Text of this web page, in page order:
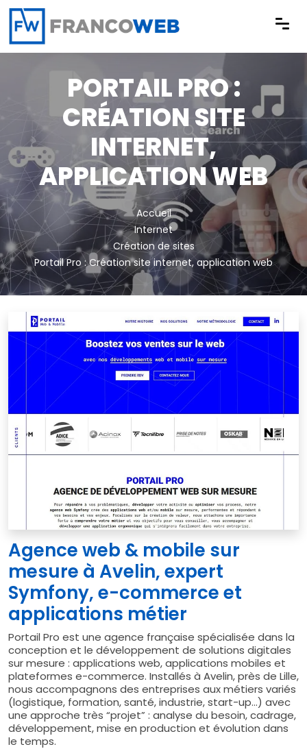
Panneau de gestion des cookies
PORTAIL PRO :
CRÉATION SITE
INTERNET,
APPLICATION WEB
Accueil
Internet
Création de sites
Portail Pro : Création site internet, application web
Agence web & mobile sur
mesure à Avelin, expert
Symfony, e-commerce et
applications métier
Portail Pro est une agence française spécialisée dans la
conception et le développement de solutions digitales
sur mesure : applications web, applications mobiles et
plateformes e-commerce. Installés à Avelin, près de Lille,
nous accompagnons des entreprises aux métiers variés
(logistique, formation, santé, industrie, start-up…) avec
une approche très “projet” : analyse du besoin, cadrage,
développement, mise en production et évolution dans
le temps.